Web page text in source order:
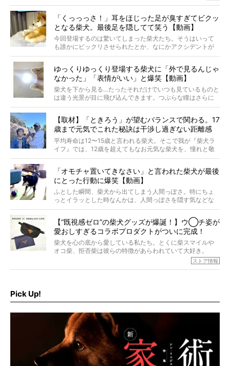
がるのでしょうか。
最近版画製作を始めた、お笑いコンビ「ニューヨーク」の
屋敷裕政さんに、拒否柴を掘っていただきました！ イン
タビューと合わせてご覧ください。
「くっっっさ！」耳をほじった足が臭すぎてビクッ
となる柴犬。最後足を隠してて笑う【動画】
今回登場するのは驚いてしまった柴犬たち。そうはいって
も誰かにビックリさせられたとか、なにかアクシデントが
起きたとか、そういうことが原因ではありません。全ての
ゆっくりゆっくり登場する柴犬に「外で見るんじゃ
なかった」「表情がいい」と爆笑【動画】
柴犬を下から見る…たったそれだけでいつも見ているものと
は違う光景が目に飛び込んできます。つぶらな瞳はさらに
つぶらに見え、モフモフのお顔はさらにモフモフに見えま
【取材】「ときろう」が望むバランスで関わる。17
歳まで元気でこれた秘訣は干渉し過ぎない距離感
#38ときろう
平均寿命は12〜15歳と言われる柴犬。そこで我が『柴犬ラ
イフ』では、12歳を超えてもなお元気な柴犬を、憧れと敬
意を込めて“レジェンド柴”と呼んでいます。 この特集で
ォーカスし、その元気の秘訣や、老犬と暮らすうえで大切
だと思うことを、オーナーさんに語っていただきます。今
回登場してくれたのは、17歳のときろうくん。小さい頃か
ら食が細かったため、何でも食べさせてきたということで
「オモチャ置いてきなさい」と言われた柴犬が最後
にとった行動に爆笑【動画】
ふとした瞬間、柴犬から出てしまう人間っぽさ。特にちょ
っとイラッとした時なんかは、人間っぽさを隠す気などな
いように見えます。もしかして本当の本当は、中身は人間
【“既視感ゼロ”の柴犬グッズが爆誕！】ウ◯チ姿が
愛おしすぎるコラボプロダクトがついに完成！
柴犬を心の底から愛している私たち。とくに柴スマイルや
オコ柴、拒否柴は彼らの特徴があらわれていて大好き。
でもちょっと待て…もうひとつ、忘れてはならない愛おしい
ストア情報
Pick Up!